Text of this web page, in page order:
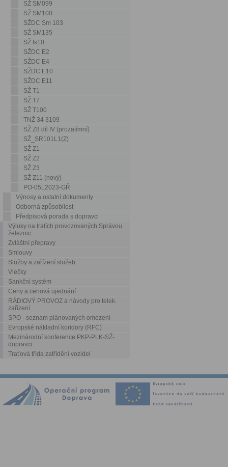
SŽ SM099
SŽ SM100
SŽDC Sm 103
SŽ SM135
SŽ Is10
SŽDC E2
SŽDC E4
SŽDC E10
SŽDC E11
SŽ T1
SŽ T7
SŽ T100
TNŽ 34 3109
SŽ Z8 díl IV (prozatímní)
SŽ_SR101L1(Z)
SŽ Z1
SŽ Z2
SŽ Z3
SŽ Z11 (nový)
PO-05L2023-GŘ
Výnosy a ostatní dokumenty
Odborná způsobilost
Předpisová porada s dopravci
Výluky na tratích provozovaných Správou
železnic
Zvláštní přepravy
Smlouvy
Služby a zařízení služeb
Vlečky
Sankční systém
Ceny a cenová ujednání
RÁDIOVÝ PROVOZ a návody pro telek.
zařízení
SPO - seznam plánovaných omezení
Evropské nákladní koridory (RFC)
Mezinárodní konference PKP-PLK-SŽ-
dopravci
Traťová třída zatřídění vozidel